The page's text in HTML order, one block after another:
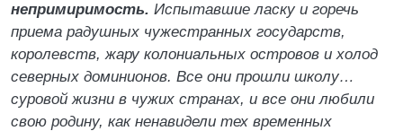
непримиримость. Испытавшие ласку и горечь
приема радушных чужестранных государств,
королевств, жару колониальных островов и холод
северных доминионов. Все они прошли школу…
суровой жизни в чужих странах, и все они любили
свою родину, как ненавидели тех временных